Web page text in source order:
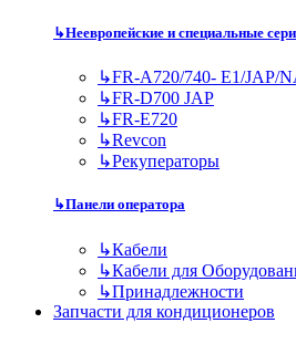
↳Неевропейские и специальные
↳FR-A720/740- E1/JAP/
↳FR-D700 JAP
↳FR-E720
↳Revcon
↳Рекуператоры
↳Панели оператора
↳Кабели
↳Кабели для
↳Принадлежности
Запчасти для кондиционеров